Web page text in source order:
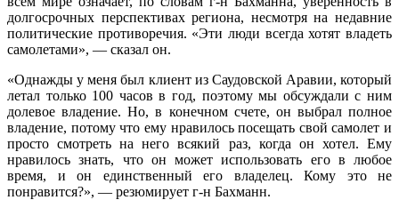
долгосрочных перспективах региона, несмотря на недавние
политические противоречия. «Эти люди всегда хотят владеть
самолетами», — сказал он.
«Однажды у меня был клиент из Саудовской Аравии, который
летал только 100 часов в год, поэтому мы обсуждали с ним
долевое владение. Но, в конечном счете, он выбрал полное
владение, потому что ему нравилось посещать свой самолет и
просто смотреть на него всякий раз, когда он хотел. Ему
нравилось знать, что он может использовать его в любое
время, и он единственный его владелец. Кому это не
понравится?», — резюмирует г-н Бахманн.